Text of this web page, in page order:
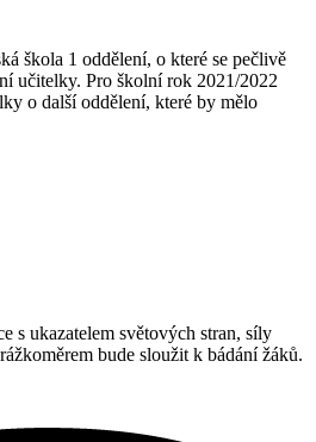
škola 1 oddělení, o které se pečlivě
učitelky. Pro školní rok 2021/2022
o další oddělení, které by mělo
s ukazatelem světových stran, síly
bude sloužit k bádání žáků.